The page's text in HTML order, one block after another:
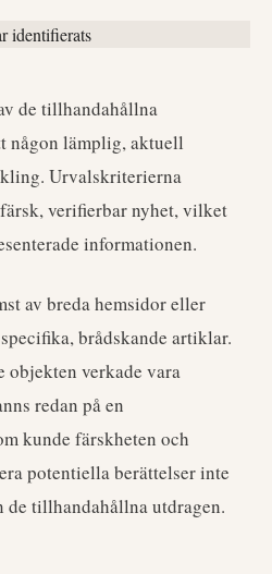
de tillhandahållna
någon lämplig, aktuell
Urvalskriterierna
verifierbar nyhet, vilket
informationen.
av breda hemsidor eller
brådskande artiklar.
objekten verkade vara
redan på en
kunde färskheten och
potentiella berättelser inte
tillhandahållna utdragen.